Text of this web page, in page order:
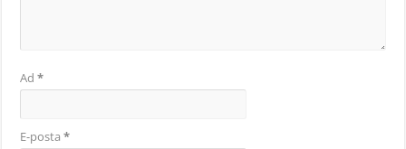
Ad*
E-posta*